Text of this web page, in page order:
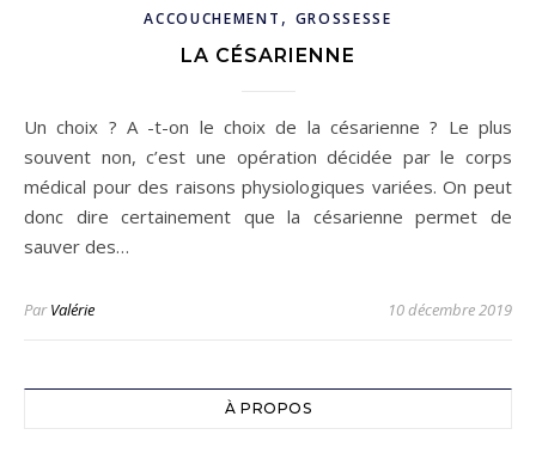
ACCOUCHEMENT , GROSSESSE
LA CÉSARIENNE
Un choix ? A -t-on le choix de la césarienne ? Le plus
souvent non, c’est une opération décidée par le corps
médical pour des raisons physiologiques variées. On peut
donc dire certainement que la césarienne permet de
sauver des…
ParValérie 10 décembre 2019
À PROPOS